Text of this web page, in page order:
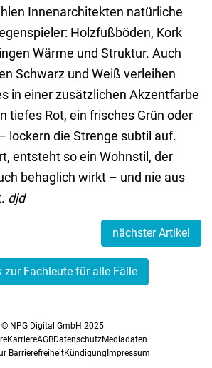
Innenarchitekten natürliche
Holzfußböden, Kork
Wärme und Struktur. Auch
Schwarz und Weiß verleihen
in einer zusätzlichen Akzentfarbe
tiefes Rot, ein frisches Grün oder
lockern die Strenge subtil auf.
entsteht so ein Wohnstil, der
behaglich wirkt – und nie aus
djd
nächster Artikel
zur Fachleute für alle Fälle
© NPG Digital GmbH 2025
KarriereAGBDatenschutzMediadaten
BarrierefreiheitKündigung Impressum